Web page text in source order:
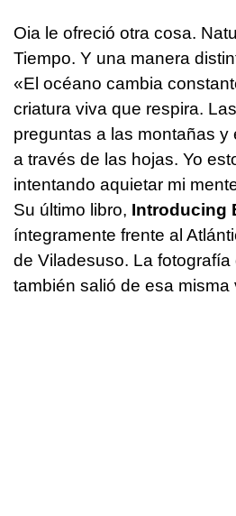
Oia le ofreció otra cosa.
Tiempo. Y una manera
«El océano cambia
criatura viva que respira.
preguntas a las montañas y
a través de las hojas. Yo
intentando aquietar mi
Su último libro, Introducing
íntegramente frente al
de Viladesuso. La fotografía
también salió de esa misma